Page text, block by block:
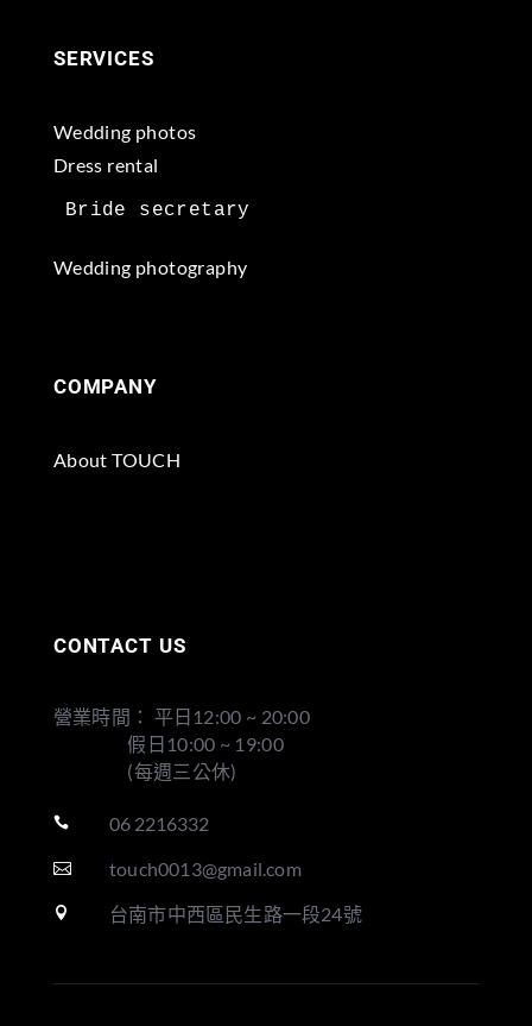
SERVICES
Wedding photos
Dress rental
Wedding photography
COMPANY
About TOUCH
CONTACT US
營業時間： 平日12:00 ~ 20:00
假日10:00 ~ 19:00
(每週三公休)
 06 2216332
 touch0013@gmail.com
 台南市中西區民生路一段24號